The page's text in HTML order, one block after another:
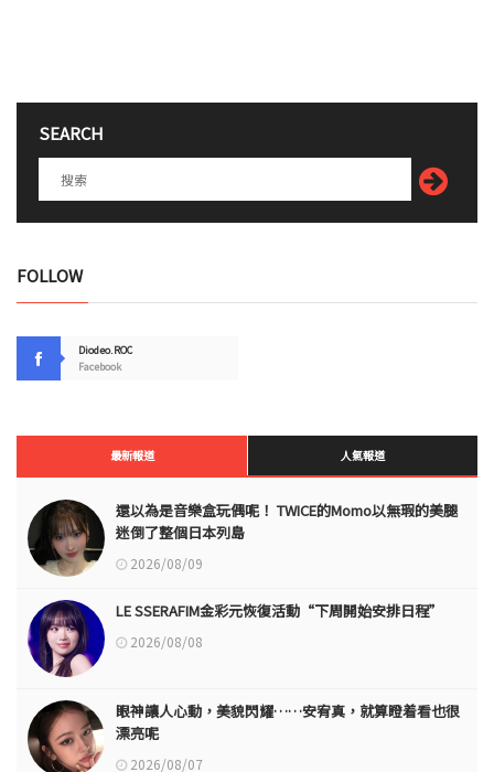
SEARCH
FOLLOW
Diodeo.ROC
Facebook
最新報道 人氣報道
還以為是音樂盒玩偶呢！ TWICE的Momo以無瑕的美腿
迷倒了整個日本列島
2026/08/09
LE SSERAFIM金彩元恢復活動“下周開始安排日程”
2026/08/08
眼神讓人心動，美貌閃耀……安宥真，就算瞪着看也很
漂亮呢
2026/08/07